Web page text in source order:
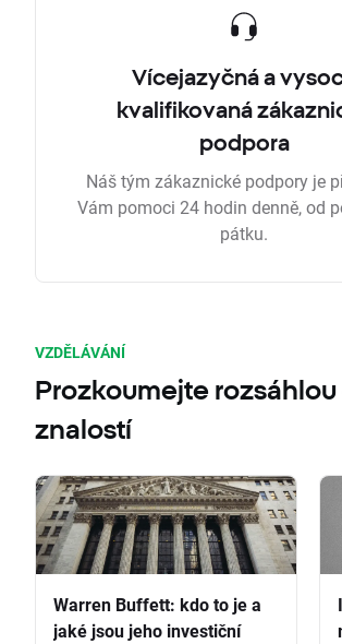
Vícejazyčná a
kvalifikovaná
podpora
Náš tým zákaznické podpory je
Vám pomoci 24 hodin denně, od
pátku.
VZDĚLÁVÁNÍ
Prozkoumejte
znalostí
Warren Buffett: kdo to je a
jaké jsou jeho investiční